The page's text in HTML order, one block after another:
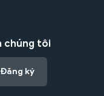
chúng tôi
Đăng ký